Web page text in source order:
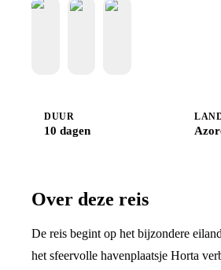
DUUR
10 dagen
Over deze reis
De reis begint op het bijzondere
het sfeervolle havenplaatsje Horta